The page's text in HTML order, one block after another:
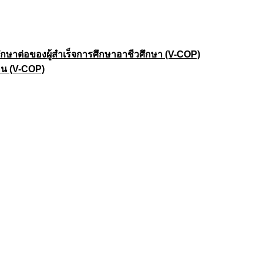
าต่อของผู้สำเร็จการศึกษาอาชีวศึกษา (V-COP)
(V-COP)